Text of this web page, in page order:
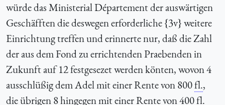
würde das Ministerial Département der auswärtigen
Geschäfften die deswegen erforderliche {3v} weitere
Einrichtung treffen und erinnerte nur, daß die Zahl
der aus dem Fond zu errichtenden Praebenden in
Zukunft auf 12 festgesezet werden könten, wovon 4
ausschlüßig dem Adel mit einer Rente von 800fl.,
die übrigen 8 hingegen mit einer Rente von 400fl.